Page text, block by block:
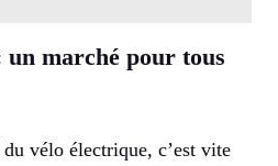
un marché pour tous
vélo électrique, c’est vite